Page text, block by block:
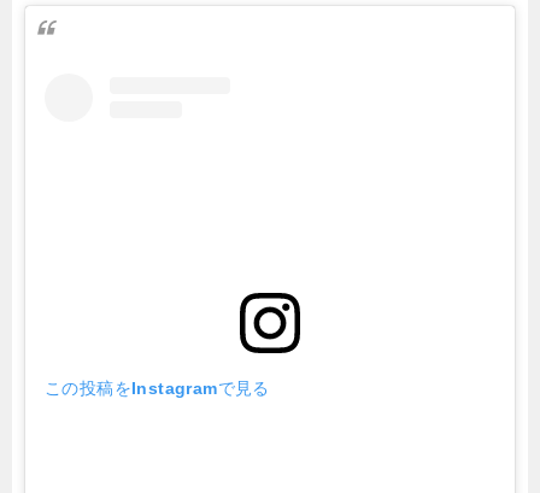
この投稿をInstagramで見る